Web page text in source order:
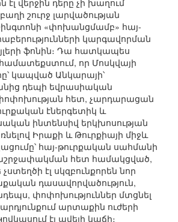
էլ վերջին դերը չի խաղում
շուրջ լարվածության
«փոխանցմամբ» հայ-
կարգավորման
ֆոնին։ Դա հատկապես
որ Մոսկվայի
կապված Անկարայի՝
դեպի եվրասիական
հետ, չարդարացան
էներգետիկ և
ինտենսիվ երկխոսության
Իրաքի և Թուրքիայի միջև
հայ-թուրքական սահմանի
հետ համակցված,
էլ սկզբունքորեն նոր
դասավորվածություն,
փոփոխություններ մտցնել
արտաքին ուժերի
էլ ավելի կաճի։